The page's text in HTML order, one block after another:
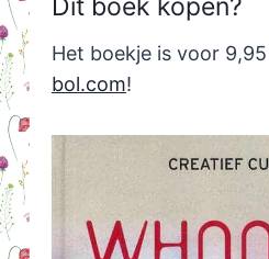
Dit boek kopen?
Het boekje is voor
bol.com!